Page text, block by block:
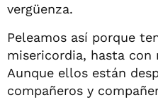
vergüenza.
Peleamos así porque
misericordia, hasta con
Aunque ellos están
compañeros y